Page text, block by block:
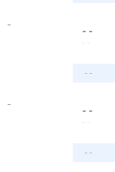
-
- -
- -
- -
-
- -
- -
- -